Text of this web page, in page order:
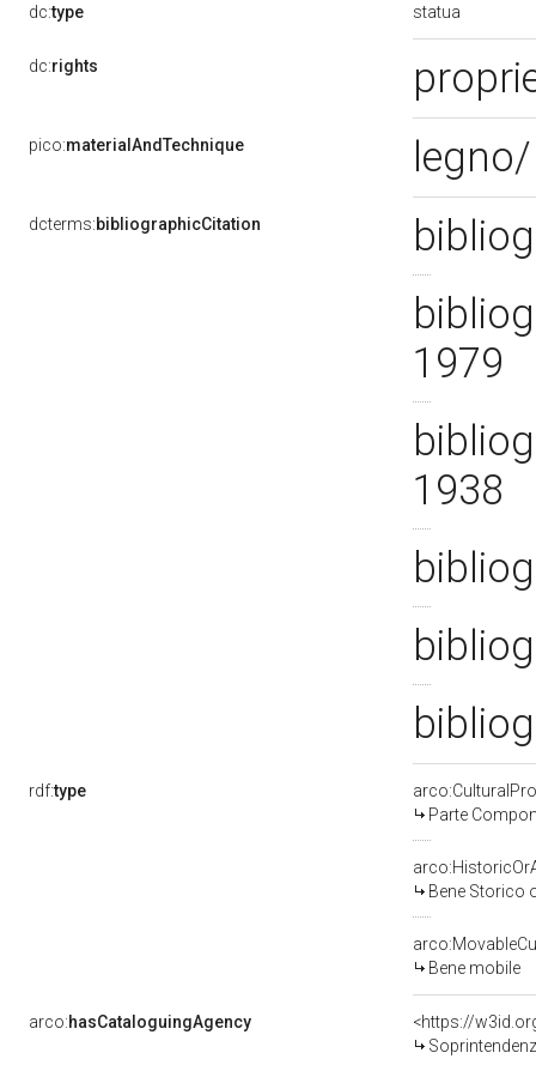
dc:type statua
dc:rights
pico:materialAndTechnique
dcterms:bibliographicCitation
1979
1938
rdf:type
Parte
Bene Storico
Bene mobile
arco:hasCataloguingAgency
<https://
Soprintendenza per i